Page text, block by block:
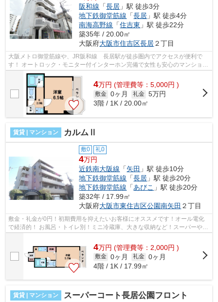
阪和線 「長居 」駅 徒歩3分
地下鉄御堂筋線 「長居 」駅 徒歩4分
南海高野線 「住吉東 」駅 徒歩22分
築35年 / 20.00㎡
大阪府大阪市住吉区長居２丁目
大阪メトロ御堂筋線や、JR阪和線 長居駅が徒歩圏内でアクセスが便利で
す！ オートロック・モニター付インターホン完備で女性も安心のマンション
です！ ■□■□■□■□■□■□■□■□■□■□■□■□■□■...
4万円 (管理費等：5,000円 )
敷金 0ヶ月 礼金 5万円
3階 / 1K / 20.00㎡
賃貸 | マンション カルムⅡ
敷0 礼0
4万円
近鉄南大阪線 「矢田 」駅 徒歩10分
地下鉄御堂筋線 「長居 」駅 徒歩20分
地下鉄御堂筋線 「あびこ 」駅 徒歩20分
築32年 / 17.99㎡
大阪府大阪市東住吉区公園南矢田 ２丁目
敷金・礼金が0円！初期費用を抑えたいお客様にオススメです！オール電化
で経済的！ お風呂・トイレ別！ミニ冷蔵庫、大きな収納など！スーパーやコ
4万円 (管理費等：2,000円 )
敷金 0ヶ月 礼金 0ヶ月
4階 / 1K / 17.99㎡
賃貸 | マンション スーパーコート長居公園フロント